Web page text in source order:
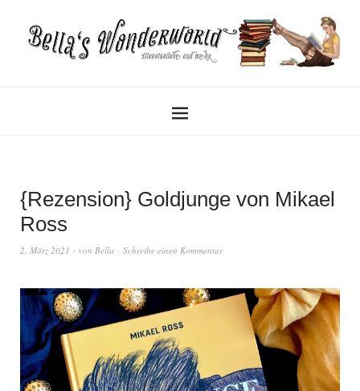
{Rezension} Goldjunge von Mikael
Ross
2. März 2021 von Bella Schreibe einen Kommentar